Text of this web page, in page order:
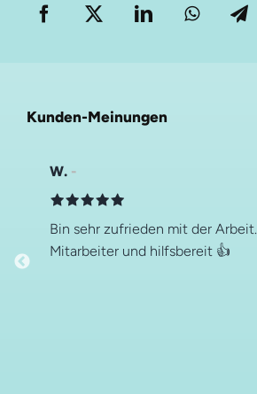
Kunden-Meinungen
W.
Bin sehr zufrieden mit der Arbeit. Freundliche
Mitarbeiter und hilfsbereit 👍